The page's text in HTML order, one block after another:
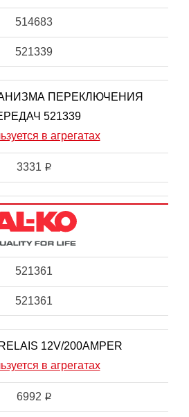
514683
521339
ПЕРЕКЛЮЧЕНИЯ
521339
в агрегатах
3331 i
521361
521361
12V/200AMPER
в агрегатах
6992 i